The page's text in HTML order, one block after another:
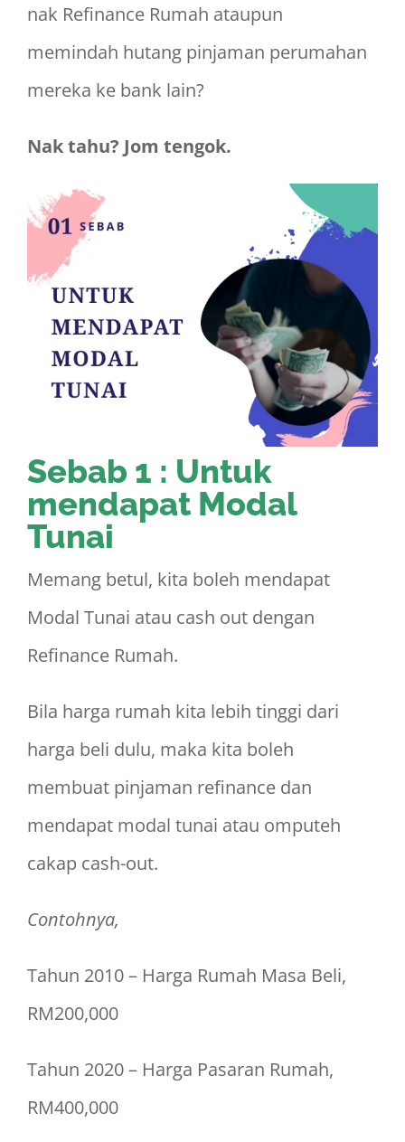
nak Refinance Rumah ataupun
memindah hutang pinjaman perumahan
mereka ke bank lain?
Nak tahu? Jom tengok.
Sebab 1 : Untuk
mendapat Modal
Tunai
Memang betul, kita boleh mendapat
Modal Tunai atau cash out dengan
Refinance Rumah.
Bila harga rumah kita lebih tinggi dari
harga beli dulu, maka kita boleh
membuat pinjaman refinance dan
mendapat modal tunai atau omputeh
cakap cash-out.
Contohnya,
Tahun 2010 – Harga Rumah Masa Beli,
RM200,000
Tahun 2020 – Harga Pasaran Rumah,
RM400,000